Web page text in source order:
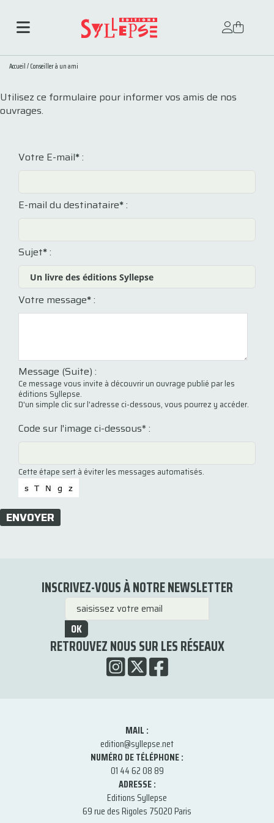
Accueil/Conseiller à un ami
Utilisez ce formulaire pour informer vos amis de nos
ouvrages.
Votre E-mail*:
E-mail du destinataire*:
Sujet*:
Votre message*:
Message (Suite) :
Ce message vous invite à découvrir un ouvrage publié par les
éditions Syllepse.
D'un simple clic sur l'adresse ci-dessous, vous pourrez y accéder.
Code sur l'image ci-dessous* :
Cette étape sert à éviter les messages automatisés.
ENVOYER
INSCRIVEZ-VOUS À NOTRE NEWSLETTER
OK
RETROUVEZ NOUS SUR LES RÉSEAUX
MAIL :
edition@syllepse.net
NUMÉRO DE TÉLÉPHONE :
01 44 62 08 89
ADRESSE :
Editions Syllepse
69 rue des Rigoles 75020 Paris